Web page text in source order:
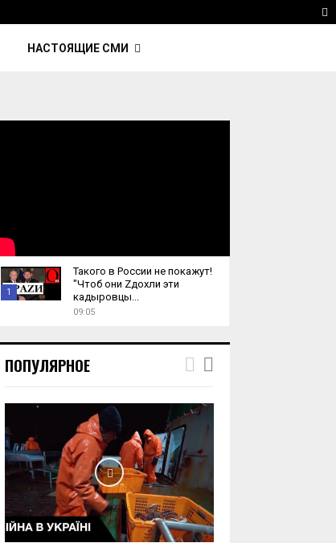
НАСТОЯЩИЕ СМИ
1
u
m
u
Такого в России не покажут!
"Чтоб они Zдохли эти
кадыровцы...
09:05
ПОПУЛЯРНОЕ